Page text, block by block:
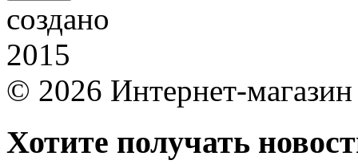
создано
2015
© 2026 Интернет-
Хотите получать